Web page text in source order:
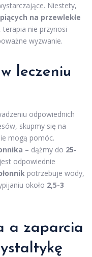
Niestety,
na przewlekłe
, terapia nie przynosi
wyzwanie.
leczeniu
odpowiednich
skupmy się na
mogą pomóc.
– dążmy do 25-
odpowiednie
potrzebuje wody,
około 2,5-3
a zaparcia